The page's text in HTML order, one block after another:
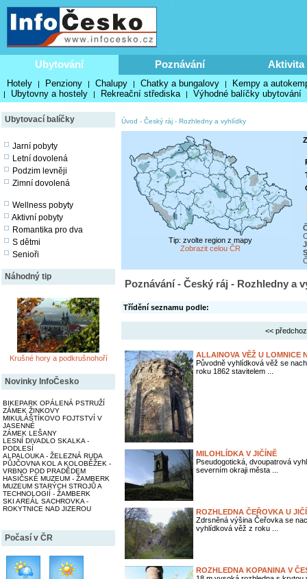
Ubytování Poznávání Aktivita
Hotely | Penziony | Chalupy | Chatky a bungalovy | Kempy a
| Ubytovny a hostely | Rekreační střediska | Výhodné balíčky ubytování
Ubytovací balíčky
Jarní pobyty
Letní dovolená
Podzim levněji
Zimní dovolená
Wellness pobyty
Aktivní pobyty
Romantika pro dva
S dětmi
Senioři
Náhodný tip
Krušné hory a podkrušnohoří
Novinky InfoČesko
BIKEPARK OPÁLENÁ PSTRUŽÍ
ZÁMEK ŽINKOVY
MIKULÁŠTÍKOVO FOJTSTVÍ V
JASENNÉ
ZÁMEK LEŠANY
LESNÍ DIVADLO SKALKA -
PODLESÍ
ALPALOUKA - ŽELEZNÁ RUDA
PŮJČOVNA KOL A KOLOBĚŽEK -
VRBNO POD PRADĚDEM
HASIČSKÉ MUZEUM - ŽAMBERK
MUZEUM STARÝCH STROJŮ A
TECHNOLOGIÍ - ŽAMBERK
SKI AREÁL SACHROVKA -
ROKYTNICE NAD JIZEROU
Počasí v ČR
Úvod - Český ráj - Rozhledny a vyhlídky
Tip: zvolte region z mapy
Zobrazit celou ČR
Poznávání - Český ráj - Rozhledny a
Třídění seznamu podle:
<<
ALLAINOVA VĚŽ U LOMNICE
Původně vyhlídková věž se
roku 1862 stavitelem ...
MILOHLÍDKA V JIČÍNĚ
Pseudogotická, dvoupatrová
severním okraji města ...
ROZHLEDNA ČEŘOVKA U
Zdrsněná výšina Čeřovka se
vyhlídková věž z roku ...
ROZHLEDNA KOPANINA V